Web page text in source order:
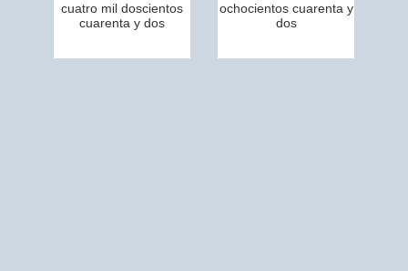
cuatro mil doscientos
cuarenta y dos
ochocientos cuarenta y
dos